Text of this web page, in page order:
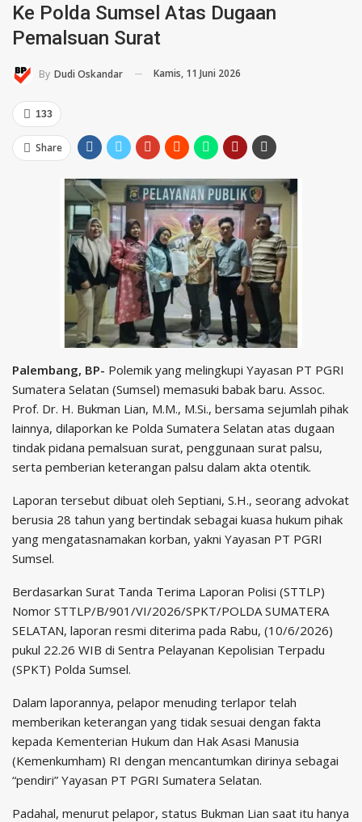
Ke Polda Sumsel Atas Dugaan
Pemalsuan Surat
By Dudi Oskandar Kamis, 11 Juni 2026
133
Share
Palembang, BP- Polemik yang melingkupi Yayasan PT PGRI
Sumatera Selatan (Sumsel) memasuki babak baru. Assoc.
Prof. Dr. H. Bukman Lian, M.M., M.Si., bersama sejumlah pihak
lainnya, dilaporkan ke Polda Sumatera Selatan atas dugaan
tindak pidana pemalsuan surat, penggunaan surat palsu,
serta pemberian keterangan palsu dalam akta otentik.
Laporan tersebut dibuat oleh Septiani, S.H., seorang advokat
berusia 28 tahun yang bertindak sebagai kuasa hukum pihak
yang mengatasnamakan korban, yakni Yayasan PT PGRI
Sumsel.
Berdasarkan Surat Tanda Terima Laporan Polisi (STTLP)
Nomor STTLP/B/901/VI/2026/SPKT/POLDA SUMATERA
SELATAN, laporan resmi diterima pada Rabu, (10/6/2026)
pukul 22.26 WIB di Sentra Pelayanan Kepolisian Terpadu
(SPKT) Polda Sumsel.
Dalam laporannya, pelapor menuding terlapor telah
memberikan keterangan yang tidak sesuai dengan fakta
kepada Kementerian Hukum dan Hak Asasi Manusia
(Kemenkumham) RI dengan mencantumkan dirinya sebagai
“pendiri” Yayasan PT PGRI Sumatera Selatan.
Padahal, menurut pelapor, status Bukman Lian saat itu hanya